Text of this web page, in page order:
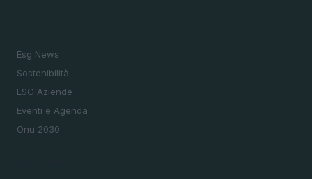
Esg News
Sostenibilità
ESG Aziende
Eventi e Agenda
Onu 2030